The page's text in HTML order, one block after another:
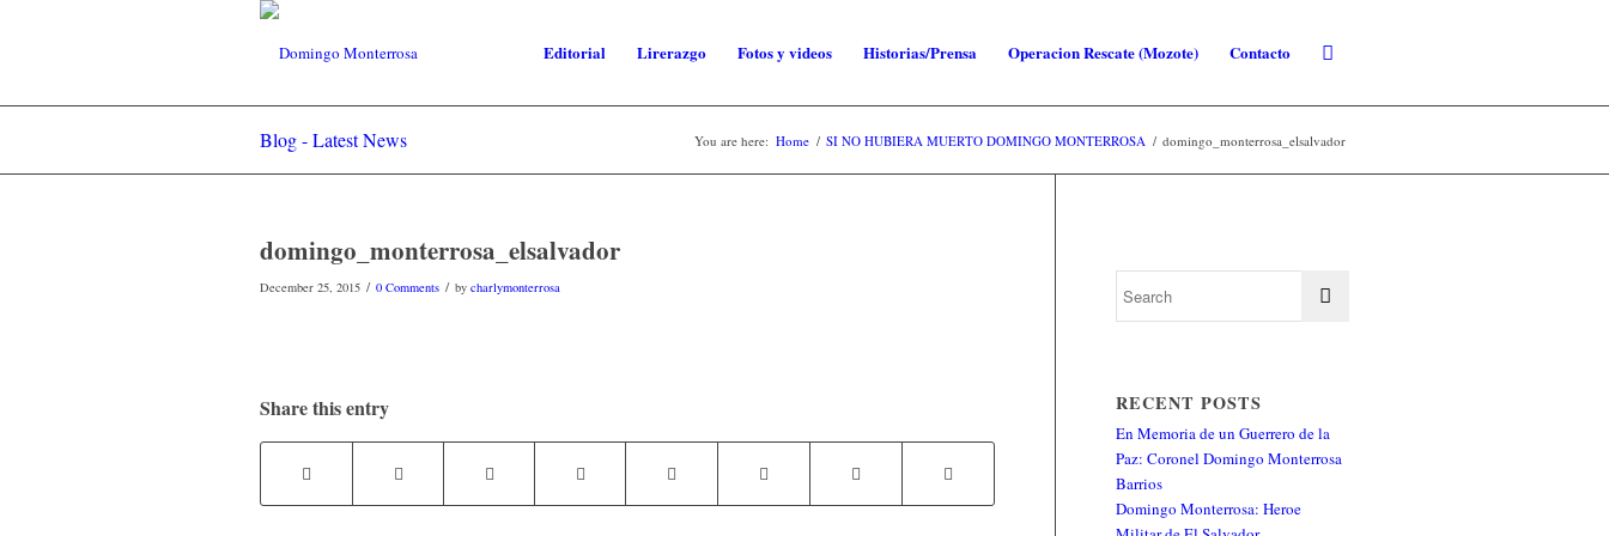
Editorial Lirerazgo Fotos y videos Historias/Prensa Operacion Rescate (Mozote) Contacto
Blog - Latest News You are here: Home / SI NO HUBIERA MUERTO DOMINGO MONTERROSA / domingo_monterrosa_elsalvador
domingo_monterrosa_elsalvador
December 25, 2015 / 0 Comments / by charlymonterrosa
Share this entry RECENT POSTS
En Memoria de un Guerrero de la
Paz: Coronel Domingo Monterrosa
Barrios
Domingo Monterrosa: Heroe